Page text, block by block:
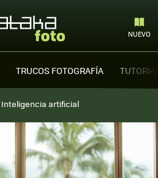
NUEVO
TRUCOS FOTOGRAFÍA
Inteligencia artificial